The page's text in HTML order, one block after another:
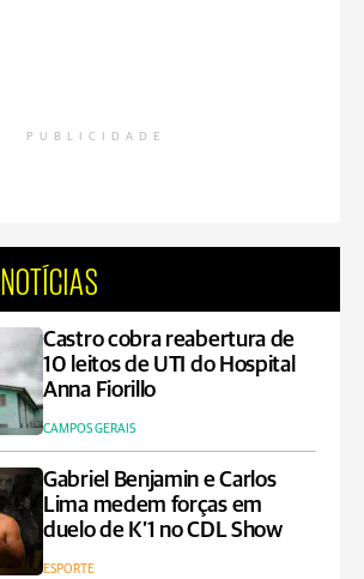
PUBLICIDADE
Castro cobra reabertura de
10 leitos de UTI do Hospital
Anna Fiorillo
CAMPOS GERAIS
Gabriel Benjamin e Carlos
Lima medem forças em
duelo de K’1 no CDL Show
ESPORTE